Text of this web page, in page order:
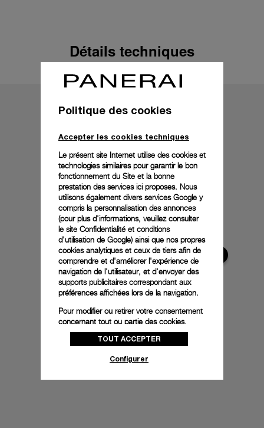
Détails techniques
Politique des cookies
Accepter les cookies techniques
Le présent site Internet utilise des cookies et
technologies similaires pour garantir le bon
fonctionnement du Site et la bonne
prestation des services ici proposes. Nous
utilisons également divers services Google y
compris la personnalisation des annonces
(pour plus d'informations, veuillez consulter
le site Confidentialité et conditions
d'utilisation de Google) ainsi que nos propres
cookies analytiques et ceux de tiers afin de
comprendre et d'améliorer l'expérience de
navigation de l'utilisateur, et d'envoyer des
supports publicitaires correspondant aux
préférences affichées lors de la navigation.
Pour modifier ou retirer votre consentement
concernant tout ou partie des cookies,
cliquez sur « Configurer » ou consultez notre
politique des cookiespour obtenir plus
donnez votre consentement pour l’utilisation
TOUT ACCEPTER
Configurer